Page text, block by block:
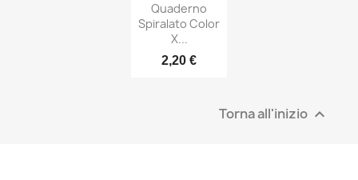
Quaderno
Spiralato Color
X...
2,20 €
Torna all'inizio 